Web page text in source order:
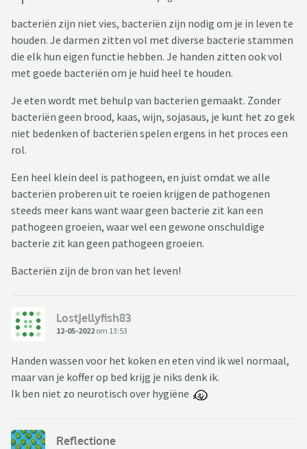
bacteriën zijn niet vies, bacteriën zijn nodig om je in leven te
houden. Je darmen zitten vol met diverse bacterie stammen
die elk hun eigen functie hebben. Je handen zitten ook vol
met goede bacteriën om je huid heel te houden.
Je eten wordt met behulp van bacterien gemaakt. Zonder
bacteriën geen brood, kaas, wijn, sojasaus, je kunt het zo gek
niet bedenken of bacteriën spelen ergens in het proces een
rol.
Een heel klein deel is pathogeen, en juist omdat we alle
bacteriën proberen uit te roeien krijgen de pathogenen
steeds meer kans want waar geen bacterie zit kan een
pathogeen groeien, waar wel een gewone onschuldige
bacterie zit kan geen pathogeen groeien.
Bacteriën zijn de bron van het leven!
LostJellyfish83
12-05-2022 om 13:53
Handen wassen voor het koken en eten vind ik wel normaal,
maar van je koffer op bed krijg je niks denk ik.
Ik ben niet zo neurotisch over hygiëne
Reflectione